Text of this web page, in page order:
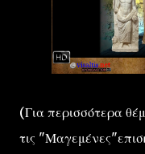
(Για περισσότερα
τις